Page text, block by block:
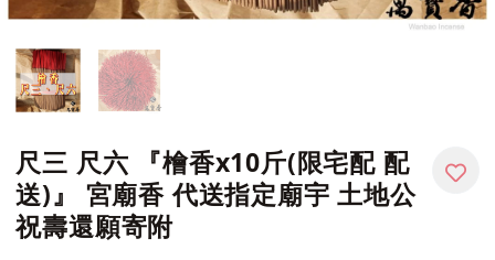
尺三 尺六 『檜香x10斤(限宅配 配
送)』 宮廟香 代送指定廟宇 土地公
祝壽還願寄附